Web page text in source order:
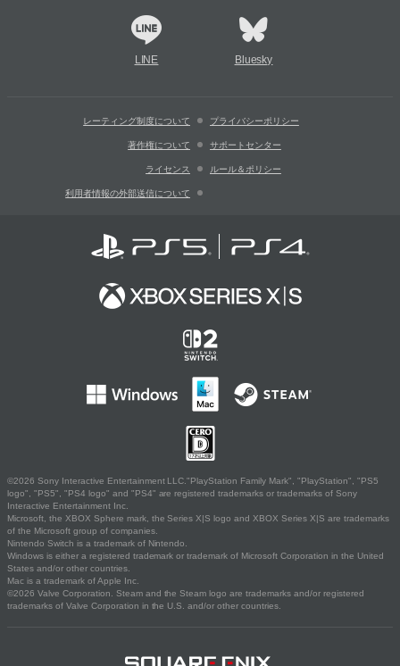
LINE Bluesky
レーティング制度について プライバシーポリシー
著作権について サポートセンター
ライセンス ルール＆ポリシー
利用者情報の外部送信について
©2026 Sony Interactive Entertainment LLC."PlayStation Family Mark", "PlayStation", "PS5
logo", "PS5", "PS4 logo" and "PS4" are registered trademarks or trademarks of Sony
Interactive Entertainment Inc.
Microsoft, the XBOX Sphere mark, the Series X|S logo and XBOX Series X|S are trademarks
of the Microsoft group of companies.
Nintendo Switch is a trademark of Nintendo.
Windows is either a registered trademark or trademark of Microsoft Corporation in the United
States and/or other countries.
Mac is a trademark of Apple Inc.
©2026 Valve Corporation. Steam and the Steam logo are trademarks and/or registered
trademarks of Valve Corporation in the U.S. and/or other countries.